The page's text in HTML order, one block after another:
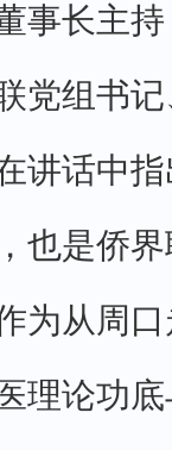
事长主
党组书
讲话中
也是侨
为从周
理论功